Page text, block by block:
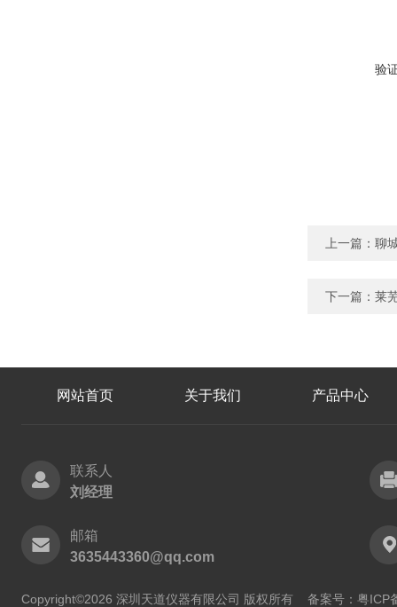
验
上一篇： 聊
下一篇： 莱
网站首页 关于我们 产品中心
联系人
刘经理
邮箱
3635443360@qq.com
Copyright©2026 深圳天道仪器有限公司 版权所有 备案号：粤ICP